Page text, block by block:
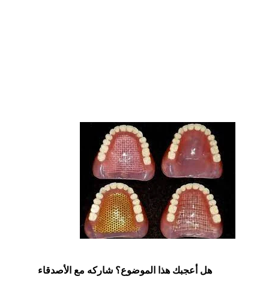
هل أعجبك هذا الموضوع؟ شاركه مع الأصدقاء